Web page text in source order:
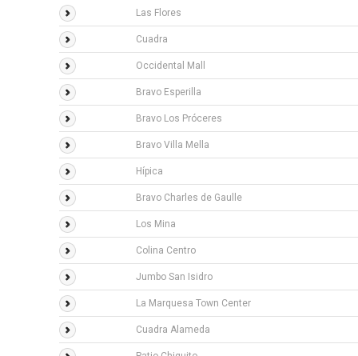
Las Flores
Cuadra
Occidental Mall
Bravo Esperilla
Bravo Los Próceres
Bravo Villa Mella
Hípica
Bravo Charles de Gaulle
Los Mina
Colina Centro
Jumbo San Isidro
La Marquesa Town Center
Cuadra Alameda